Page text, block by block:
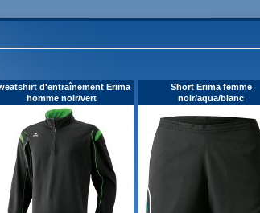
d'entraînement Erima
homme noir/vert
Short Erima femme
noir/aqua/blanc